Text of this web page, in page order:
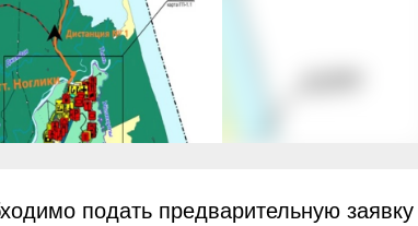
подать предварительную заявку